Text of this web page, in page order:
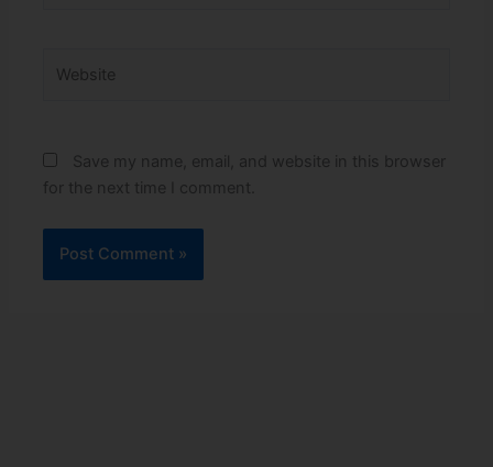
Save my name, email, and website in this browser
for the next time I comment.